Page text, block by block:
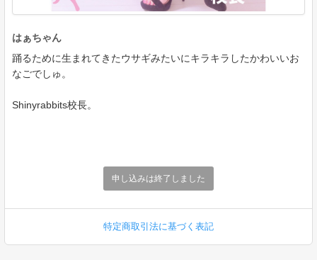
はぁちゃん
踊るために生まれてきたウサギみたいにキラキラしたかわいいお
なごでしゅ。
Shinyrabbits校長。
申し込みは終了しました
特定商取引法に基づく表記